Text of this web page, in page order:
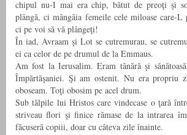
chipul nu-I mai era chip, bătut de preoţi şi
plângă, ci mângâia femeile cele miloase care-L
ci pe voi să vă plângeţi!
În iad, Avraam şi Lot se cutremurau, se
ei ca celor de pe drumul de la Emmaus.
Am fost la Ierusalim. Eram tânără şi
Împărtăşaniei. Şi am ostenit. Nu era propriu
oboseam. Toţi obosim pe acel drum.
Sub tălpile lui Hristos care vindecase o ţară
striveau flori şi finice rămase de la intrarea
făcuseră copiii, doar cu câteva zile înainte.